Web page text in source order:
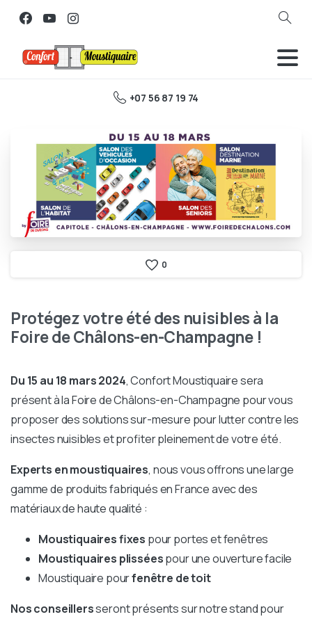
Search
+07 56 87 19 74
0
Protégez votre été des nuisibles à la
Foire de Châlons-en-Champagne !
Du 15 au 18 mars 2024, Confort Moustiquaire sera
présent à la Foire de Châlons-en-Champagne pour vous
proposer des solutions sur-mesure pour lutter contre les
insectes nuisibles et profiter pleinement de votre été.
Experts en moustiquaires, nous vous offrons une large
gamme de produits fabriqués en France avec des
matériaux de haute qualité :
Moustiquaires fixes pour portes et fenêtres
Moustiquaires plisséespour une ouverture facile
Moustiquaire pourfenêtre de toit
Nos conseillersseront présents sur notre stand pour